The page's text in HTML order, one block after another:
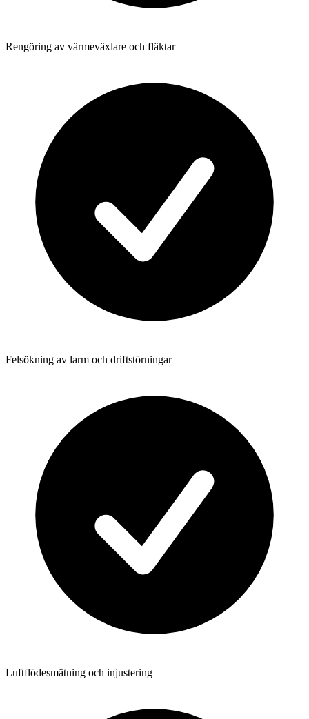
Rengöring av värmeväxlare och fläktar
Felsökning av larm och driftstörningar
Luftflödesmätning och injustering